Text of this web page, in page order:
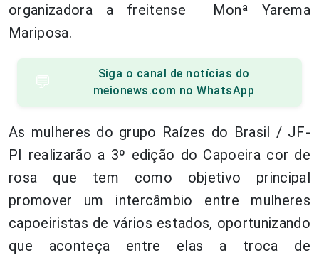
organizadora a freitense Monª Yarema
Mariposa.
💬
Siga o canal de notícias do
meionews.com no WhatsApp
As mulheres do grupo Raízes do Brasil / JF-
PI realizarão a 3º edição do Capoeira cor de
rosa que tem como objetivo principal
promover um intercâmbio entre mulheres
capoeiristas de vários estados, oportunizando
que aconteça entre elas a troca de